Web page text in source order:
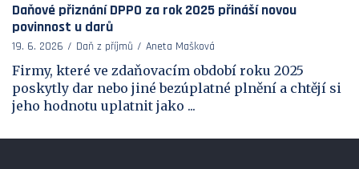
Daňové přiznání DPPO za rok 2025 přináší novou
povinnost u darů
19. 6. 2026 Daň z příjmů Aneta Mašková
Firmy, které ve zdaňovacím období roku 2025
poskytly dar nebo jiné bezúplatné plnění a chtějí si
jeho hodnotu uplatnit jako ...